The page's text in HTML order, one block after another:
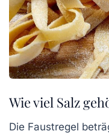
Wie viel Salz
Die Faustregel